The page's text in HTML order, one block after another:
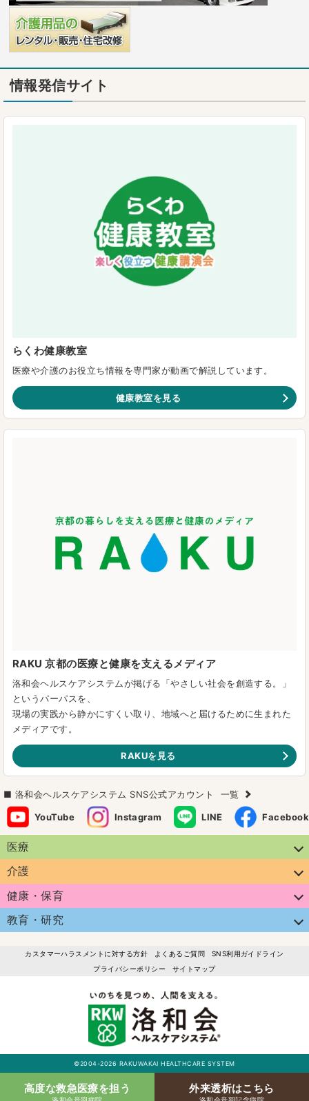
高度な救急医療を担う 外来透析はこちら
情報発信サイト
らくわ健康教室
医療や介護のお役立ち情報を専門家が動画で解説しています。
健康教室を見る
RAKU 京都の医療と健康を支えるメディア
洛和会ヘルスケアシステムが掲げる「やさしい社会を創造する。」
というパーパスを、
現場の実践から静かにすくい取り、地域へと届けるために生まれた
メディアです。
RAKUを見る
洛和会ヘルスケアシステム SNS公式アカウント 一覧
YouTube Instagram LINE Facebook
医療
介護
健康・保育
教育・研究
カスタマーハラスメントに対する方針 よくあるご質問
SNS利用ガイドライン
プライバシーポリシー
サイトマップ
©2004-2026 RAKUWAKAI HEALTHCARE SYSTEM